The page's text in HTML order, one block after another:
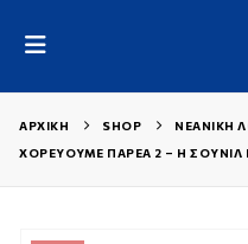
ΑΡΧΙΚΉ SHOP
ΝΕΑΝΙΚΉ
ΧΟΡΕΎΟΥΜΕ ΠΑΡΈΑ 2 – Η ΣΟΥΝΊΛ